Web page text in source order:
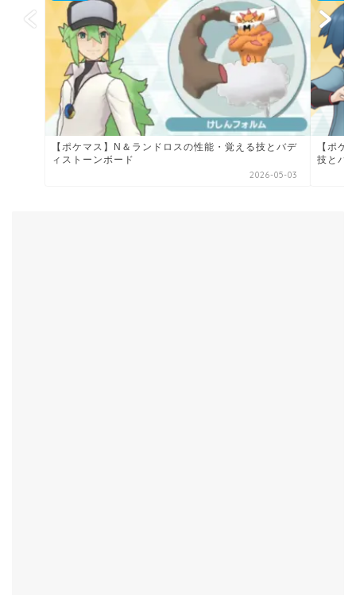
【ポケマス】N＆ランドロスの性能・覚える技とバデ
ィストーンボード
2026-05-03
【ポケ
技とパ